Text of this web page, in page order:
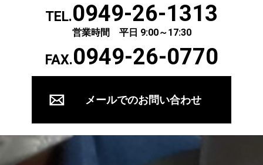
TEL.0949-26-1313
営業時間 平日 9:00～17:30
FAX.0949-26-0770
メールでのお問い合わせ